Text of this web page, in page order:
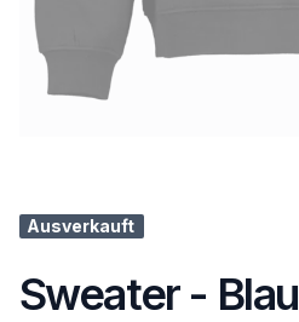
Ausverkauft
Sweater - Blau